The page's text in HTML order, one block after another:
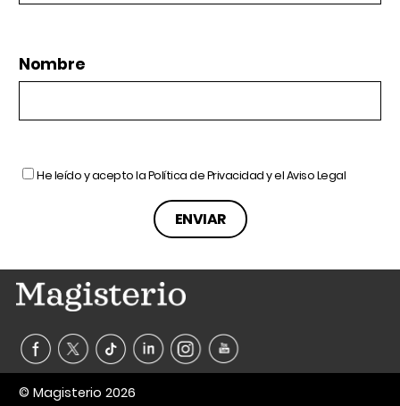
Nombre
He leído y acepto laPolítica de Privacidady elAviso Legal
© Magisterio 2026